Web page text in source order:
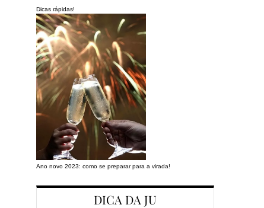
Dicas rápidas!
Ano novo 2023: como se preparar para a virada!
DICA DA JU